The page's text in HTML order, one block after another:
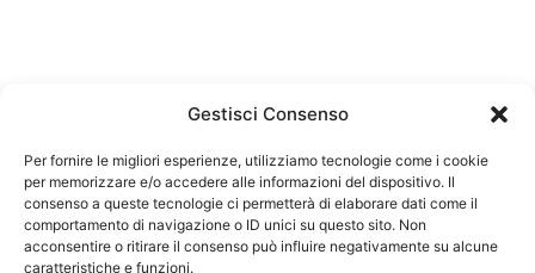
Gestisci Consenso
Per fornire le migliori esperienze, utilizziamo tecnologie come i cookie
per memorizzare e/o accedere alle informazioni del dispositivo. Il
consenso a queste tecnologie ci permetterà di elaborare dati come il
comportamento di navigazione o ID unici su questo sito. Non
acconsentire o ritirare il consenso può influire negativamente su alcune
caratteristiche e funzioni.
Federazione Nazionale Degli Ordini dei Biologi:
codice fiscale 80069130583
Responsabile sito internet www.fnob.it: Vincenzo